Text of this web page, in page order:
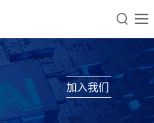
 
加入我们